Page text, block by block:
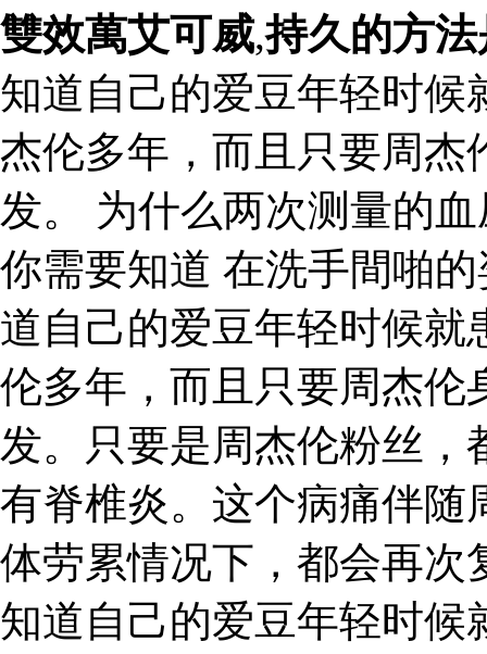
雙效萬艾可威,持久的方
知道自己的爱豆年轻时候
杰伦多年，而且只要周杰
发。 为什么两次测量的
你需要知道 在洗手間啪
道自己的爱豆年轻时候就
伦多年，而且只要周杰伦
发。只要是周杰伦粉丝
有脊椎炎。这个病痛伴随
体劳累情况下，都会再次
知道自己的爱豆年轻时候